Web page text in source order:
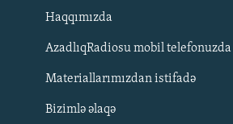
Haqqımızda
AzadlıqRadiosu mobil telefonuzda
Materiallarımızdan istifadə
Bizimlə əlaqə